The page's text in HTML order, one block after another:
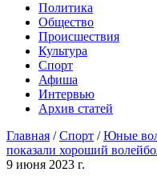
Политика
Общество
Проиcшествия
Культура
Спорт
Афиша
Интервью
Архив статей
Главная /Спорт /Юные
показали хороший
9 июня 2023 г.